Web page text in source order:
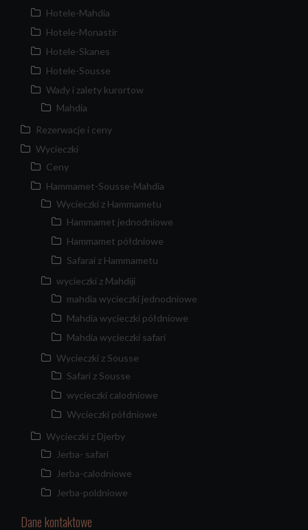
Hotele-Mahdia
Hotele-Monastir
Hotele-Skanes
Hotele-Sousse
Wady i zalety kurortow
Mahdia
Rezerwacje i ceny
Wycieczki
Ceny
Hammamet-Sousse-Mahdia
Wycieczki z Hammametu
Hammamet jednodniowe
Hammamet półdniowe
Safarai z Hammametu
wycieczki z Mahdiji
mahdia wycieczki jednodniowe
Mahdia wycieczki półdniowe
Mahdia wycieczki safari
Wycieczki z Sousse
Safari z Sousse
wycieczki calodniowe
Wycieczki półdniowe
Wycieczki z Djerby
Jerba- safari
Jerba-calodniowe
Jerba-poldniowe
Dane kontaktowe